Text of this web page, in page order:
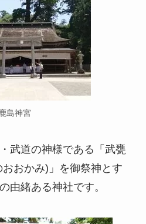
鹿島神宮
武道の神様である「武甕
おかみ)」を御祭神とす
由緒ある神社です。